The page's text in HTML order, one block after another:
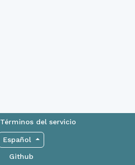
Términos del servicio
Español
Github